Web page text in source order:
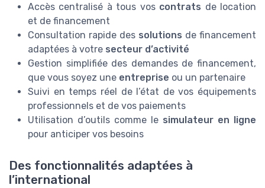
Accès centralisé à tous vos contrats de location
et de financement
Consultation rapide des solutions de financement
adaptées à votre secteur d’activité
Gestion simplifiée des demandes de financement,
que vous soyez une entreprise ou un partenaire
Suivi en temps réel de l’état de vos équipements
professionnels et de vos paiements
Utilisation d’outils comme le simulateur en ligne
pour anticiper vos besoins
Des fonctionnalités adaptées à
l’international